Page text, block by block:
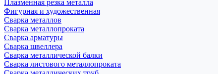
Плазменная резка металла
Фигурная и художественная
Сварка металлов
Сварка металлопроката
Сварка арматуры
Сварка швеллера
Сварка металлической балки
Сварка листового металлопроката